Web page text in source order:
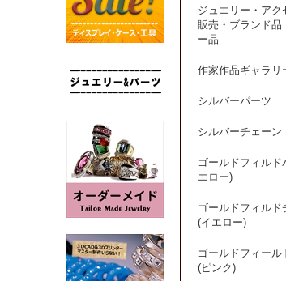
ジュエリー・アク
販売・ブランド品
ー品
作家作品ギャラリ
シルバーパーツ
シルバーチェーン
ゴールドフィルド
エロー)
ゴールドフィルド
(イエロー)
ゴールドフィール
(ピンク)